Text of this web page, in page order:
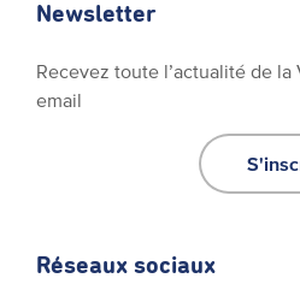
Newsletter
Recevez toute l’actualité de
email
Réseaux sociaux